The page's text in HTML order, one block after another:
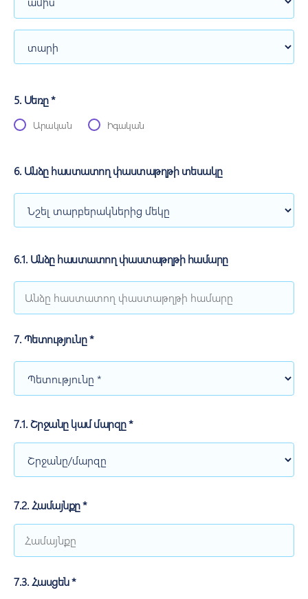
5. Սեռը *
Արական Իգական
6. Անձը հաստատող փաստաթղթի տեսակը
6.1. Անձը հաստատող փաստաթղթի համարը
7. Պետությունը *
7.1. Շրջանը կամ մարզը *
7.2. Համայնքը *
7.3. Հասցեն *